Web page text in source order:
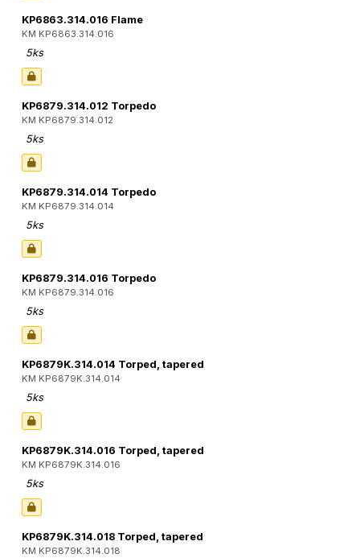
KP6863.314.016 Flame
KM KP6863.314.016
5ks
KP6879.314.012 Torpedo
KM KP6879.314.012
5ks
KP6879.314.014 Torpedo
KM KP6879.314.014
5ks
KP6879.314.016 Torpedo
KM KP6879.314.016
5ks
KP6879K.314.014 Torped, tapered
KM KP6879K.314.014
5ks
KP6879K.314.016 Torped, tapered
KM KP6879K.314.016
5ks
KP6879K.314.018 Torped, tapered
KM KP6879K.314.018